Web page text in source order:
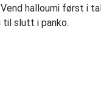
halloumi først i
slutt i panko.